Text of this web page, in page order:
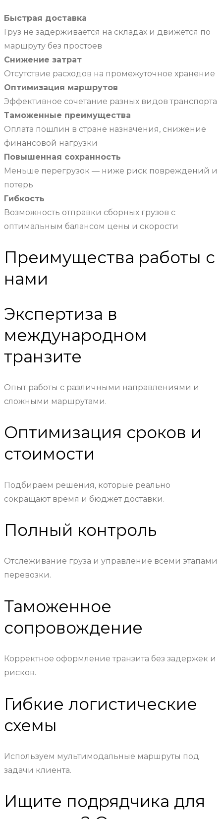
Быстрая доставка
Груз не задерживается на складах и движется по
маршруту без простоев
Снижение затрат
Отсутствие расходов на промежуточное хранение
Оптимизация маршрутов
Эффективное сочетание разных видов транспорта
Таможенные преимущества
Оплата пошлин в стране назначения, снижение
финансовой нагрузки
Повышенная сохранность
Меньше перегрузок — ниже риск повреждений и
потерь
Гибкость
Возможность отправки сборных грузов с
оптимальным балансом цены и скорости
Преимущества работы с
нами
Экспертиза в
международном
транзите
Опыт работы с различными направлениями и
сложными маршрутами.
Оптимизация сроков и
стоимости
Подбираем решения, которые реально
сокращают время и бюджет доставки.
Полный контроль
Отслеживание груза и управление всеми этапами
перевозки.
Таможенное
сопровождение
Корректное оформление транзита без задержек и
рисков.
Гибкие логистические
схемы
Используем мультимодальные маршруты под
задачи клиента.
Ищите подрядчика для